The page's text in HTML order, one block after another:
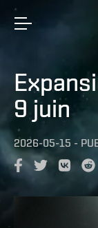
9 juin
2026-05-15 -